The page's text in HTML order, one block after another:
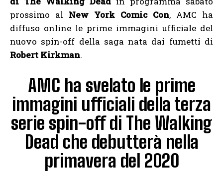
prossimo al New York Comic Con, AMC ha
diffuso online le prime immagini ufficiale del
nuovo spin-off della saga nata dai fumetti di
Robert Kirkman.
AMC ha svelato le prime
immagini ufficiali della terza
serie spin-off di The Walking
Dead che debutterà nella
primavera del 2020